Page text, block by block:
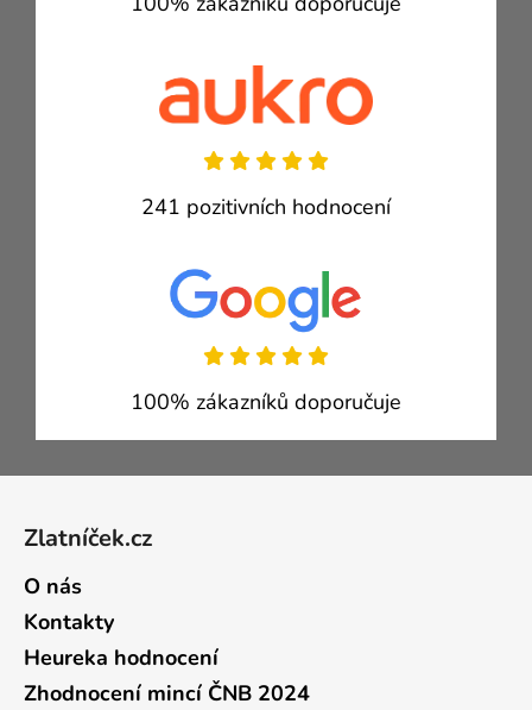
241 pozitivních hodnocení
100% zákazníků doporučuje
Zlatníček.cz
O nás
Kontakty
Heureka hodnocení
Zhodnocení mincí ČNB 2024